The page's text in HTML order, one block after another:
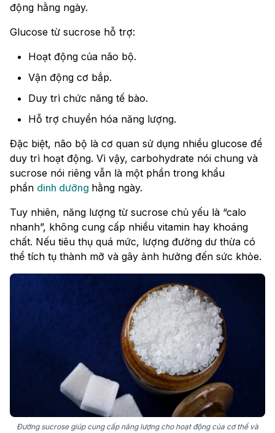
động hằng ngày.
Glucose từ sucrose hỗ trợ:
Hoạt động của não bộ.
Vận động cơ bắp.
Duy trì chức năng tế bào.
Hỗ trợ chuyển hóa năng lượng.
Đặc biệt, não bộ là cơ quan sử dụng nhiều glucose để
duy trì hoạt động. Vì vậy, carbohydrate nói chung và
sucrose nói riêng vẫn là một phần trong khẩu
phần dinh dưỡng hằng ngày.
Tuy nhiên, năng lượng từ sucrose chủ yếu là “calo
nhanh”, không cung cấp nhiều vitamin hay khoáng
chất. Nếu tiêu thụ quá mức, lượng đường dư thừa có
thể tích tụ thành mỡ và gây ảnh hưởng đến sức khỏe.
Đường sucrose giúp cung cấp năng lượng cho hoạt động của cơ thể và